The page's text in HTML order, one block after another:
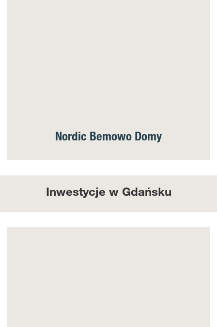
Nordic Bemowo Domy
Inwestycje w Gdańsku